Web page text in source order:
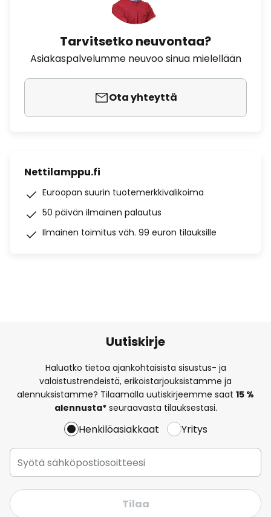
Tarvitsetko neuvontaa?
Asiakaspalvelumme neuvoo sinua mielellään
Ota yhteyttä
Nettilamppu.fi
Euroopan suurin tuotemerkkivalikoima
50 päivän ilmainen palautus
Ilmainen toimitus väh. 99 euron tilauksille
Uutiskirje
Haluatko tietoa ajankohtaisista sisustus- ja
valaistustrendeistä, erikoistarjouksistamme ja
alennuksistamme? Tilaamalla uutiskirjeemme saat 15 %
alennusta*seuraavasta tilauksestasi.
Henkilöasiakkaat Yritys
Tilaa